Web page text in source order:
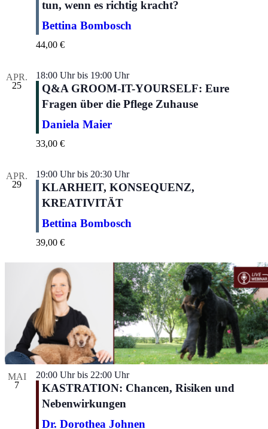
tun, wenn es richtig kracht?
Bettina Bombosch
44,00 €
APR.
25
18:00 Uhrbis 19:00 Uhr
Q&A GROOM-IT-YOURSELF: Eure
Fragen über die Pflege Zuhause
Daniela Maier
33,00 €
APR.
29
19:00 Uhrbis 20:30 Uhr
KLARHEIT, KONSEQUENZ,
KREATIVITÄT
Bettina Bombosch
39,00 €
MAI
7
20:00 Uhrbis 22:00 Uhr
KASTRATION: Chancen, Risiken und
Nebenwirkungen
Dr. Dorothea Johnen